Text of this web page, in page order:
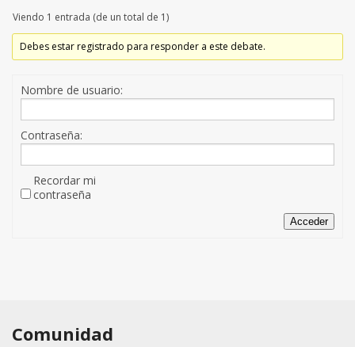
Viendo 1 entrada (de un total de 1)
Debes estar registrado para responder a este debate.
Nombre de usuario:
Contraseña:
Recordar mi
contraseña
Acceder
Comunidad